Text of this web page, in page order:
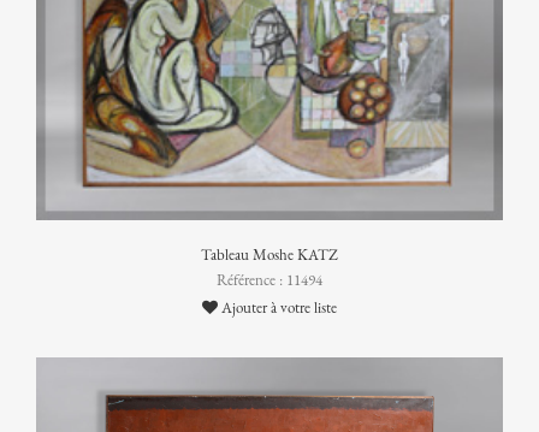
Tableau Moshe KATZ
Référence : 11494
Ajouter à votre liste